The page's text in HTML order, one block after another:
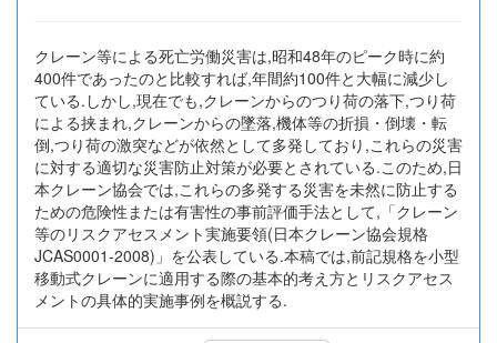
クレーン等による死亡労働災害は,昭和48年のピーク時に約
400件であったのと比較すれば,年間約100件と大幅に減少し
ている.しかし,現在でも,クレーンからのつり荷の落下,つり荷
による挟まれ,クレーンからの墜落,機体等の折損・倒壊・転
倒,つり荷の激突などが依然として多発しており,これらの災害
に対する適切な災害防止対策が必要とされている.このため,日
本クレーン協会では,これらの多発する災害を未然に防止する
ための危険性または有害性の事前評価手法として,「クレーン
等のリスクアセスメント実施要領(日本クレーン協会規格
JCAS0001-2008)」を公表している.本稿では,前記規格を小型
移動式クレーンに適用する際の基本的考え方とリスクアセス
メントの具体的実施事例を概説する.